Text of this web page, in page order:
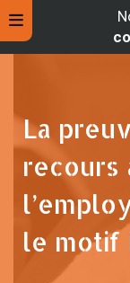
La
recours
le motif